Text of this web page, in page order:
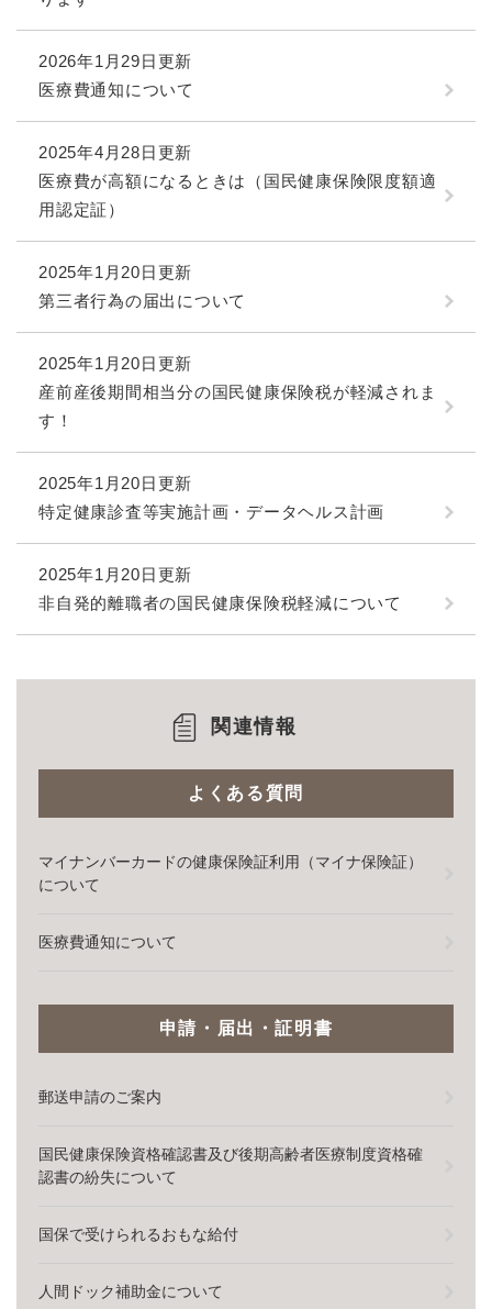
2026年1月29日更新
医療費通知について
2025年4月28日更新
医療費が高額になるときは（国民健康保険限度額適
用認定証）
2025年1月20日更新
第三者行為の届出について
2025年1月20日更新
産前産後期間相当分の国民健康保険税が軽減されま
す！
2025年1月20日更新
特定健康診査等実施計画・データヘルス計画
2025年1月20日更新
非自発的離職者の国民健康保険税軽減について
関連情報
よくある質問
マイナンバーカードの健康保険証利用（マイナ保険証）
について
医療費通知について
申請・届出・証明書
郵送申請のご案内
国民健康保険資格確認書及び後期高齢者医療制度資格確
認書の紛失について
国保で受けられるおもな給付
人間ドック補助金について